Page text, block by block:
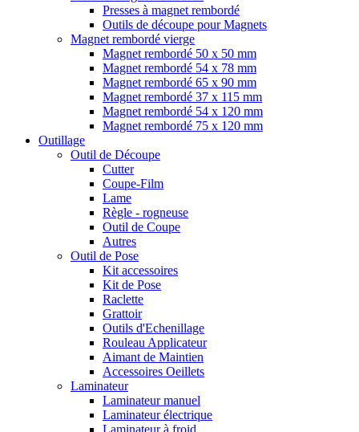
Presses à magnet rembordé
Outils de découpe pour Magnets
Magnet rembordé vierge
Magnet rembordé 50 x 50 mm
Magnet rembordé 54 x 78 mm
Magnet rembordé 65 x 90 mm
Magnet rembordé 37 x 115 mm
Magnet rembordé 54 x 120 mm
Magnet rembordé 75 x 120 mm
Outillage
Outil de Découpe
Cutter
Coupe-Film
Lame
Règle - rogneuse
Outil de Coupe
Autres
Outil de Pose
Kit accessoires
Kit de Pose
Raclette
Grattoir
Outils d'Echenillage
Rouleau Applicateur
Aimant de Maintien
Accessoires Oeillets
Laminateur
Laminateur manuel
Laminateur électrique